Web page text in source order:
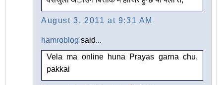
August 3, 2011 at 9:31 AM
hamroblog said...
Vela ma online huna Prayas garna chu,
pakkai